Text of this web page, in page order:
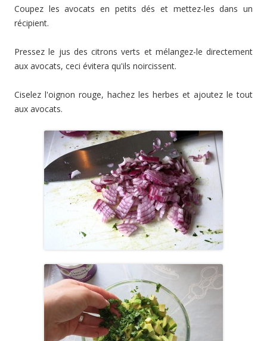
Coupez les avocats en petits dés et mettez-les dans un
récipient.
Pressez le jus des citrons verts et mélangez-le directement
aux avocats, ceci évitera qu'ils noircissent.
Ciselez l'oignon rouge, hachez les herbes et ajoutez le tout
aux avocats.